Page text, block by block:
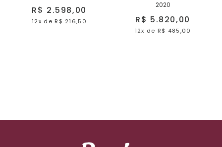
R$ 2.598,00
12x de R$ 216,50
2020
R$ 5.820,00
12x de R$ 485,00